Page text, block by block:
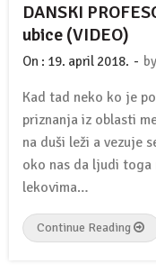
DANSKI
ubice (VIDEO)
On : 19. april 2018. - by
Kad tad neko ko je
priznanja iz oblasti
na duši leži a vezuje
oko nas da ljudi
lekovima…
Continue Reading